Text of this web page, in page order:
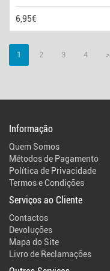
6,95€
1 2 3 4 >
Informação
Quem Somos
Métodos de Pagamento
Política de Privacidade
Termos e Condições
Serviços ao Cliente
Contactos
Devoluções
Mapa do Site
Livro de Reclamações